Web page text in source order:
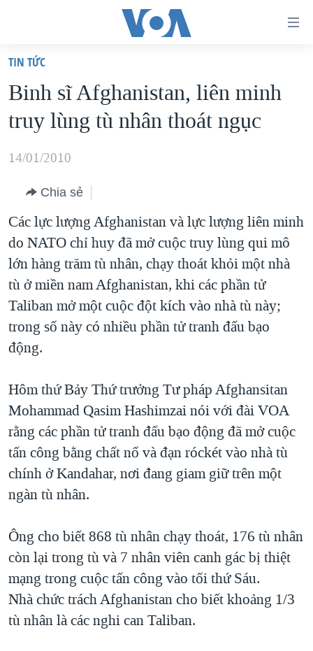
truy
cập
Tới
dung
chính
điều
hướng
chính
Đi
tới
"Tìm"
VIỆT NAM
HOA KỲ
BIỂN ĐÔNG
BLOG
DIỄN ĐÀN
MỤC
TỰ DO BÁO CHÍ
VẠCH TRẦN TIN GIẢ
NGƯỜI VIỆT HẢI NGOẠI
ĐỜI SỐNG
KHOA HỌC
SỨC KHOẺ
VĂN HOÁ
THỂ THAO
CHUYÊN ĐỀ
CHIẾN TRANH THƯƠNG MẠI CỦA MỸ: QUÁ KHỨ VÀ HIỆN
GIẢI MÃ VÀNH ĐAI & CON ĐƯỜNG
NGÀY TỊ NẠN THẾ GIỚI
TRỊNH VĨNH BÌNH - NGƯỜI HẠ 'BÊN THẮNG CUỘC'
GROUND ZERO – XƯA VÀ NAY
CHI PHÍ CHIẾN TRANH AFGHANISTAN
THƯỢNG ĐỈNH TRUMP-KIM TẠI VIỆT NAM
TRỊNH VĨNH BÌNH VS. CHÍNH PHỦ VIỆT NAM
NGƯ DÂN VIỆT VÀ LÀN SÓNG TRỘM HẢI SÂM
BÊN KIA QUỐC LỘ: TIẾNG VỌNG TỪ NÔNG THÔN MỸ
HỌC TIẾNG ANH
VIDEO
NGHE
MẠNG XÃ HỘI
Ngôn ngữ khác
TIN TỨC
Binh sĩ Afghanistan, liên minh
truy lùng tù nhân thoát ngục
14/01/2010
Chia sẻ
Các lực lượng Afghanistan và lực lượng liên minh
do NATO chỉ huy đã mở cuộc truy lùng qui mô
lớn hàng trăm tù nhân, chạy thoát khỏi một nhà
tù ở miền nam Afghanistan, khi các phần tử
Taliban mở một cuộc đột kích vào nhà tù này;
trong số này có nhiều phần tử tranh đấu bạo
động.
Hôm thứ Bảy Thứ trưởng Tư pháp Afghansitan
Mohammad Qasim Hashimzai nói với đài VOA
rằng các phần tử tranh đấu bạo động đã mở cuộc
tấn công bằng chất nổ và đạn róckét vào nhà tù
chính ở Kandahar, nơi đang giam giữ trên một
ngàn tù nhân.
Ông cho biết 868 tù nhân chạy thoát, 176 tù nhân
còn lại trong tù và 7 nhân viên canh gác bị thiệt
mạng trong cuộc tấn công vào tối thứ Sáu.
Nhà chức trách Afghanistan cho biết khoảng 1/3
tù nhân là các nghi can Taliban.